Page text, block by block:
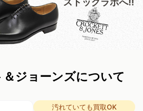
ストックラボへ!!
ジョーンズについて
汚れていても買取OK